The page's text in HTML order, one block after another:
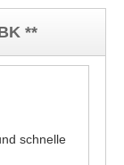
**
schnelle